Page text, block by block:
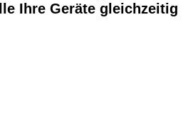
Ihre Geräte gleichzeitig